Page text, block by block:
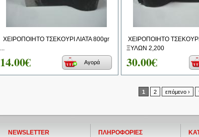
ΧΕΙΡΟΠΟΙΗΤΟ ΤΣΕΚΟΥΡΙ ΛΙΑΤΑ 800gr
...
14.00€ Αγορά
ΧΕΙΡΟΠΟΙΗΤΟ ΤΣΕΚΟΥΡΙ
ΞΥΛΩΝ 2,200
30.00€
1 2 επόμενο ›
NEWSLETTER
ΠΛΗΡΟΦΟΡΙΕΣ